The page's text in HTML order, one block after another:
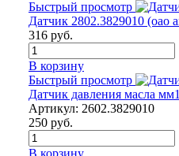
Быстрый просмотр
Датчик 2802.3829010 (оао
316 руб.
В корзину
Быстрый просмотр
Датчик давления масла
Артикул: 2602.3829010
250 руб.